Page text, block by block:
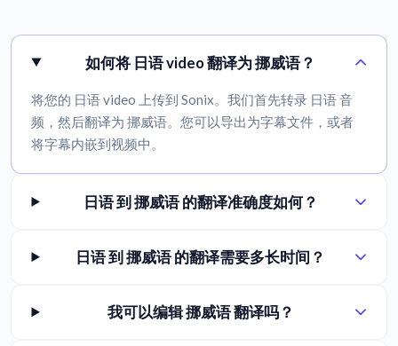
如何将 日语 video 翻译为 挪威语？
将您的 日语 video 上传到 Sonix。我们首先转录 日语 音
频，然后翻译为 挪威语。您可以导出为字幕文件，或者
将字幕内嵌到视频中。
日语 到 挪威语 的翻译准确度如何？
日语 到 挪威语 的翻译需要多长时间？
我可以编辑 挪威语 翻译吗？